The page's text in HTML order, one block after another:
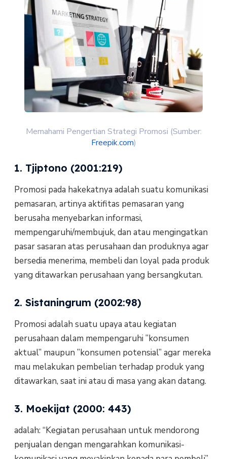
Memahami Pengertian Strategi Promosi (Sumber:
Freepik.com)
1. Tjiptono (2001:219)
Promosi pada hakekatnya adalah suatu komunikasi
pemasaran, artinya aktifitas pemasaran yang
berusaha menyebarkan informasi,
mempengaruhi/membujuk, dan atau mengingatkan
pasar sasaran atas perusahaan dan produknya agar
bersedia menerima, membeli dan loyal pada produk
yang ditawarkan perusahaan yang bersangkutan.
2. Sistaningrum (2002:98)
Promosi adalah suatu upaya atau kegiatan
perusahaan dalam mempengaruhi ”konsumen
aktual” maupun ”konsumen potensial” agar mereka
mau melakukan pembelian terhadap produk yang
ditawarkan, saat ini atau di masa yang akan datang.
3. Moekijat (2000: 443)
adalah: “Kegiatan perusahaan untuk mendorong
penjualan dengan mengarahkan komunikasi-